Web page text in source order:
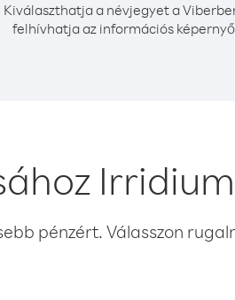
Kiválaszthatja a névjegyet a
felhívhatja az információs
pénzért. Válasszon